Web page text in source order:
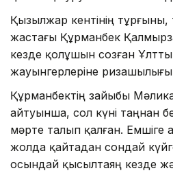
Қызылжар кентінің тұрғыны,
жастағы Құрманбек
кезде қолұшын созған
жауынгерлеріне ризашылығын
Құрманбектің зайыбы
айтуынша, сол күні таңнан
мәрте талып қалған. Емшіге
жолда қайтадан сондай
осындай қысылтаяң кезде